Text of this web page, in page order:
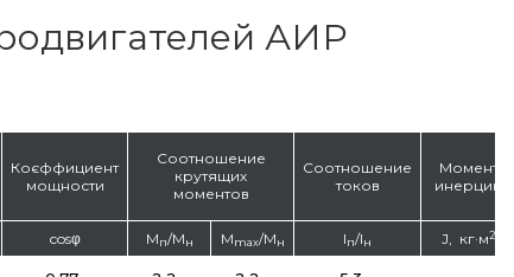
АИР
Коєффициент
мощности
Соотношение
крутящих
моментов
Соотношение
токов
Момент
инерции
cosφ Mп/Mн Mmax/Mн Iп/Iн J, кг·м2